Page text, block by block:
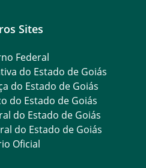
Sites
Federal
do Estado de Goiás
do Estado de Goiás
do Estado de Goiás
do Estado de Goiás
do Estado de Goiás
Oficial